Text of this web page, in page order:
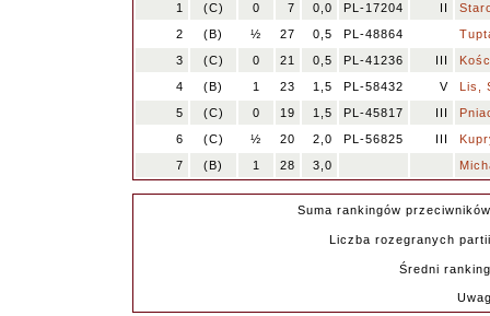
1
(C) 0 7 0,0 PL-17204 II
2
(B) ½ 27 0,5 PL-48864
3
(C) 0 21 0,5 PL-41236 III
4
(B) 1 23 1,5 PL-58432 V
Lis,
5
(C) 0 19 1,5 PL-45817 III
6
(C) ½ 20 2,0 PL-56825 III
7
(B) 1 28 3,0
Suma rankingów
Liczba rozegranych
Średni